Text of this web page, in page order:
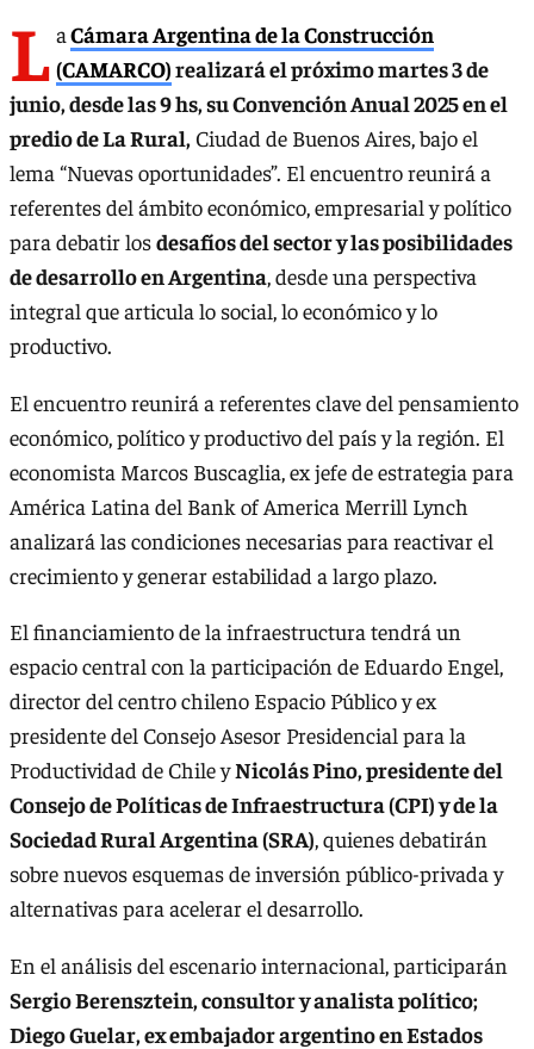
L aCámara Argentina de la Construcción
(CAMARCO)realizará el próximo martes 3 de
junio, desde las 9 hs, su Convención Anual 2025 en el
predio de La Rural,Ciudad de Buenos Aires, bajo el
lema “Nuevas oportunidades”. El encuentro reunirá a
referentes del ámbito económico, empresarial y político
para debatir losdesafíos del sector y las posibilidades
de desarrollo en Argentina, desde una perspectiva
integral que articula lo social, lo económico y lo
productivo.
El encuentro reunirá a referentes clave del pensamiento
económico, político y productivo del país y la región. El
economista Marcos Buscaglia, ex jefe de estrategia para
América Latina del Bank of America Merrill Lynch
analizará las condiciones necesarias para reactivar el
crecimiento y generar estabilidad a largo plazo.
El financiamiento de la infraestructura tendrá un
espacio central con la participación de Eduardo Engel,
director del centro chileno Espacio Público y ex
presidente del Consejo Asesor Presidencial para la
Productividad de Chile yNicolás Pino, presidente del
Consejo de Políticas de Infraestructura (CPI) y de la
Sociedad Rural Argentina (SRA), quienes debatirán
sobre nuevos esquemas de inversión público-privada y
alternativas para acelerar el desarrollo.
En el análisis del escenario internacional, participarán
Sergio Berensztein, consultor y analista político;
Diego Guelar, ex embajador argentino en Estados